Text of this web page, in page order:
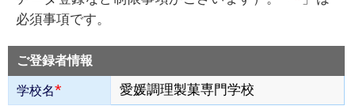
必須事項です。
ご登録者情報
学校名*